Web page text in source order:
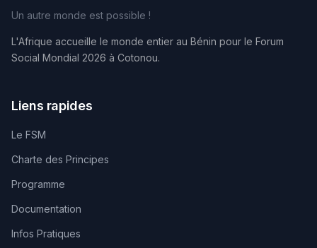
Un autre monde est possible !
L'Afrique accueille le monde entier au Bénin pour le Forum
Social Mondial 2026 à Cotonou.
Liens rapides
Le FSM
Charte des Principes
Programme
Documentation
Infos Pratiques